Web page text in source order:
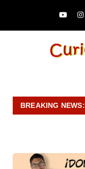
BREAKING NEWS: